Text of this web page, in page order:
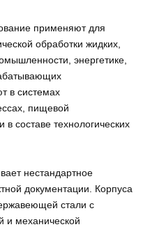
применяют для
обработки жидких,
энергетике,
в системах
пищевой
составе технологических
нестандартное
документации. Корпуса
стали с
и механической